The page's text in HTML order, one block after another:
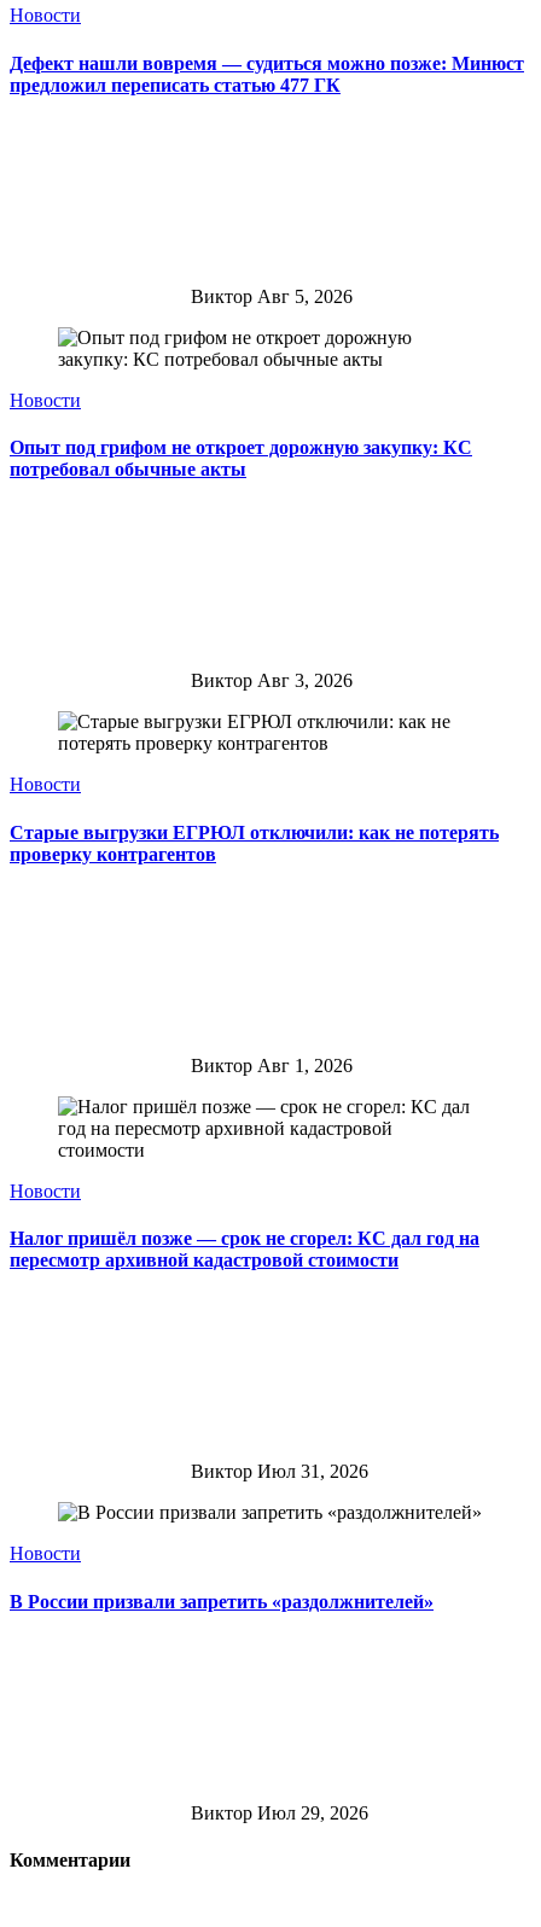
Новости
Дефект нашли вовремя — судиться можно позже: Минюст
предложил переписать статью 477 ГК
Виктор Авг 5, 2026
Новости
Опыт под грифом не откроет дорожную закупку: КС
потребовал обычные акты
Виктор Авг 3, 2026
Новости
Старые выгрузки ЕГРЮЛ отключили: как не потерять
проверку контрагентов
Виктор Авг 1, 2026
Новости
Налог пришёл позже — срок не сгорел: КС дал год на
пересмотр архивной кадастровой стоимости
Виктор Июл 31, 2026
Новости
В России призвали запретить «раздолжнителей»
Виктор Июл 29, 2026
Комментарии